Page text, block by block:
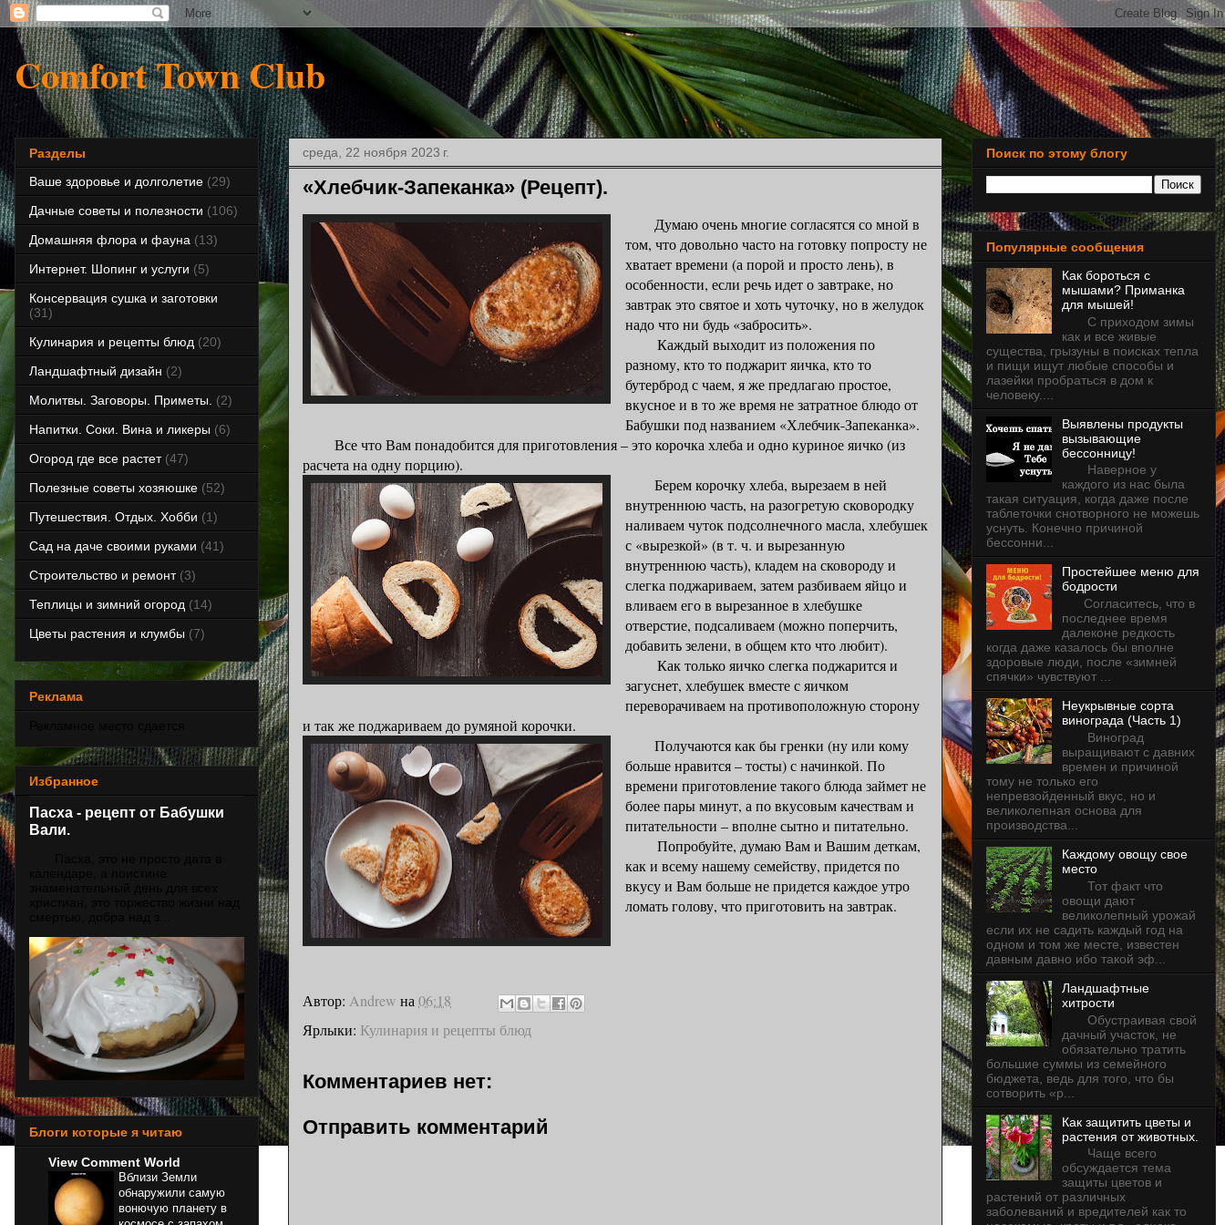
Comfort Town Club
среда, 22 ноября 2023 г.
«Хлебчик-Запеканка» (Рецепт).
Думаю очень многие согласятся со мной в
том, что довольно часто на готовку попросту не
хватает времени (а порой и просто лень), в
особенности, если речь идет о завтраке, но
завтрак это святое и хоть чуточку, но в желудок
надо что ни будь «забросить».
Каждый выходит из положения по
разному, кто то поджарит яичка, кто то
бутерброд с чаем, я же предлагаю простое,
вкусное и в то же время не затратное блюдо от
Бабушки под названием «Хлебчик-Запеканка».
Все что Вам понадобится для приготовления – это корочка хлеба и одно куриное яичко (из
расчета на одну порцию).
Берем корочку хлеба, вырезаем в ней
внутреннюю часть, на разогретую сковородку
наливаем чуток подсолнечного масла, хлебушек
с «вырезкой» (в т. ч. и вырезанную
внутреннюю часть), кладем на сковороду и
слегка поджариваем, затем разбиваем яйцо и
вливаем его в вырезанное в хлебушке
отверстие, подсаливаем (можно поперчить,
добавить зелени, в общем кто что любит).
Как только яичко слегка поджарится и
загуснет, хлебушек вместе с яичком
переворачиваем на противоположную сторону
и так же поджариваем до румяной корочки.
Получаются как бы гренки (ну или кому
больше нравится – тосты) с начинкой. По
времени приготовление такого блюда займет не
более пары минут, а по вкусовым качествам и
питательности – вполне сытно и питательно.
Попробуйте, думаю Вам и Вашим деткам,
как и всему нашему семейству, придется по
вкусу и Вам больше не придется каждое утро
ломать голову, что приготовить на завтрак.
Автор: Andrew на 06:18
Ярлыки: Кулинария и рецепты блюд
Комментариев нет:
Отправить комментарий
Разделы
Ваше здоровье и долголетие (29)
Дачные советы и полезности (106)
Домашняя флора и фауна (13)
Интернет. Шопинг и услуги (5)
Консервация сушка и заготовки
(31)
Кулинария и рецепты блюд (20)
Ландшафтный дизайн (2)
Молитвы. Заговоры. Приметы. (2)
Напитки. Соки. Вина и ликеры (6)
Огород где все растет (47)
Полезные советы хозяюшке (52)
Путешествия. Отдых. Хобби (1)
Сад на даче своими руками (41)
Строительство и ремонт (3)
Теплицы и зимний огород (14)
Цветы растения и клумбы (7)
Реклама
Избранное
Пасха - рецепт от Бабушки
Вали.
Блоги которые я читаю
View Comment World
Вблизи Земли
обнаружили самую
вонючую планету в
Поиск по этому блогу
Популярные сообщения
Как бороться с
мышами? Приманка
для мышей!
С приходом зимы
как и все живые
существа, грызуны в поисках тепла
и пищи ищут любые способы и
лазейки пробраться в дом к
человеку....
Выявлены продукты
вызывающие
бессонницу!
Наверное у
каждого из нас была
такая ситуация, когда даже после
таблеточки снотворного не можешь
уснуть. Конечно причиной
бессонни...
Простейшее меню для
бодрости
Согласитесь, что в
последнее время
далеконе редкость
когда даже казалось бы вполне
здоровые люди, после «зимней
спячки» чувствуют ...
Неукрывные сорта
винограда (Часть 1)
Виноград
выращивают с давних
времен и причиной
тому не только его
непревзойденный вкус, но и
великолепная основа для
производства...
Каждому овощу свое
место
Тот факт что
овощи дают
великолепный урожай
если их не садить каждый год на
одном и том же месте, известен
давным давно ибо такой эф...
Ландшафтные
хитрости
Обустраивая свой
дачный участок, не
обязательно тратить
большие суммы из семейного
бюджета, ведь для того, что бы
сотворить «р...
Как защитить цветы и
растения от животных.
Чаще всего
обсуждается тема
защиты цветов и
растений от различных
заболеваний и вредителей как то